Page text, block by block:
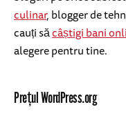
culinar, blogger de
cauți săcâștigi bani
alegere pentru tine.
Prețul WordPress.org